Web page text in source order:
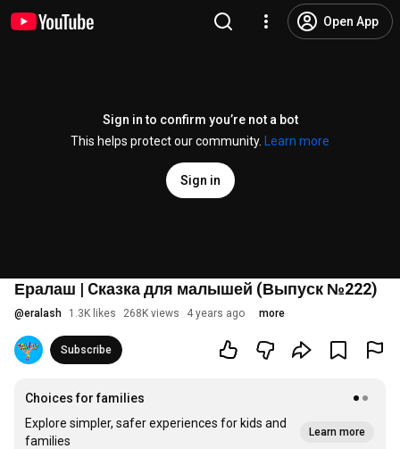
Open App
Sign in to confirm you’re not a bot
This helps protect our community.
Learn more
Sign in
Ералаш | Cказка для малышей (Выпуск №222)
@eralash 1.3K likes 268K views 4 years ago more
Subscribe
Choices for families
Explore simpler, safer experiences for kids and
families
Learn more